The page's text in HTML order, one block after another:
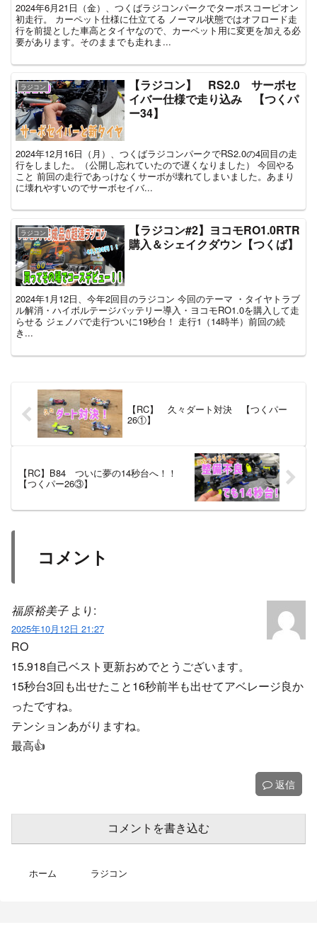
2024年6月21日（金）、つくばラジコンパークでターボスコーピオン
初走行。 カーペット仕様に仕立てる ノーマル状態ではオフロード走
行を前提とした車高とタイヤなので、カーペット用に変更を加える必
要があります。そのままでも走れま...
ラジコン
【ラジコン】 RS2.0 サーボセ
イバー仕様で走り込み 【つくパ
ー34】
2024年12月16日（月）、つくばラジコンパークでRS2.0の4回目の走
行をしました。（公開し忘れていたので遅くなりました） 今回やる
こと 前回の走行であっけなくサーボが壊れてしまいました。あまり
に壊れやすいのでサーボセイバ...
ラジコン
【ラジコン#2】ヨコモRO1.0RTR
購入＆シェイクダウン【つくば】
2024年1月12日、今年2回目のラジコン 今回のテーマ ・タイヤトラブ
ル解消・ハイボルテージバッテリー導入・ヨコモRO1.0を購入して走
らせる ジェノバで走行ついに19秒台！ 走行1（14時半）前回の続
き...
【RC】 久々ダート対決 【つくパー
26①】
【RC】B84 ついに夢の14秒台へ！！
【つくパー26③】
コメント
福原裕美子 より:
2025年10月12日 21:27
RO
15.918自己ベスト更新おめでとうございます。
15秒台3回も出せたこと16秒前半も出せてアベレージ良か
ったですね。
テンションあがりますね。
最高👍️
返信
コメントを書き込む
ホーム ラジコン